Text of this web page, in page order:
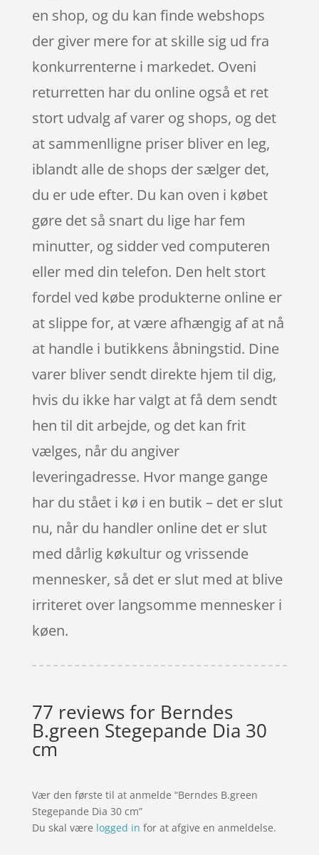
en shop, og du kan finde webshops
der giver mere for at skille sig ud fra
konkurrenterne i markedet. Oveni
returretten har du online også et ret
stort udvalg af varer og shops, og det
at sammenlligne priser bliver en leg,
iblandt alle de shops der sælger det,
du er ude efter. Du kan oven i købet
gøre det så snart du lige har fem
minutter, og sidder ved computeren
eller med din telefon. Den helt stort
fordel ved købe produkterne online er
at slippe for, at være afhængig af at nå
at handle i butikkens åbningstid. Dine
varer bliver sendt direkte hjem til dig,
hvis du ikke har valgt at få dem sendt
hen til dit arbejde, og det kan frit
vælges, når du angiver
leveringadresse. Hvor mange gange
har du stået i kø i en butik – det er slut
nu, når du handler online det er slut
med dårlig køkultur og vrissende
mennesker, så det er slut med at blive
irriteret over langsomme mennesker i
køen.
77 reviews for Berndes
B.green Stegepande Dia 30
cm
Vær den første til at anmelde “Berndes B.green
Stegepande Dia 30 cm”
Du skal være logged in for at afgive en anmeldelse.